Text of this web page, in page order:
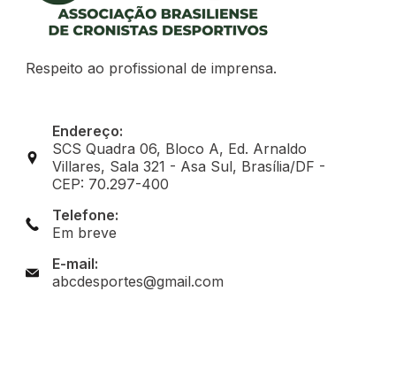
Respeito ao profissional de imprensa.
Endereço:
SCS Quadra 06, Bloco A, Ed. Arnaldo
Villares, Sala 321 - Asa Sul, Brasília/DF -
CEP: 70.297-400
Telefone:
Em breve
E-mail:
abcdesportes@gmail.com